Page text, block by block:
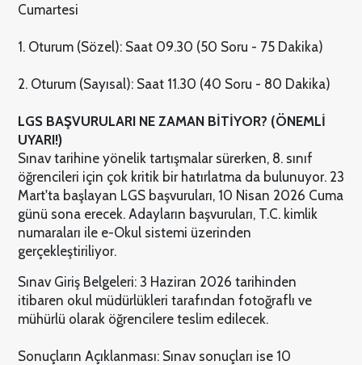
Cumartesi
1. Oturum (Sözel): Saat 09.30 (50 Soru - 75 Dakika)
2. Oturum (Sayısal): Saat 11.30 (40 Soru - 80 Dakika)
LGS BAŞVURULARI NE ZAMAN BİTİYOR? (ÖNEMLİ
UYARI!)
Sınav tarihine yönelik tartışmalar sürerken, 8. sınıf
öğrencileri için çok kritik bir hatırlatma da bulunuyor. 23
Mart'ta başlayan LGS başvuruları, 10 Nisan 2026 Cuma
günü sona erecek. Adayların başvuruları, T.C. kimlik
numaraları ile e-Okul sistemi üzerinden
gerçekleştiriliyor.
Sınav Giriş Belgeleri: 3 Haziran 2026 tarihinden
itibaren okul müdürlükleri tarafından fotoğraflı ve
mühürlü olarak öğrencilere teslim edilecek.
Sonuçların Açıklanması: Sınav sonuçları ise 10